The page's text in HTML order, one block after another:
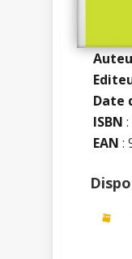
Date
ISBN :
EAN :